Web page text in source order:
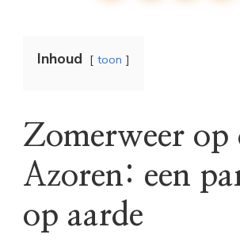
Inhoud toon
Zomerweer op
Azoren: een
op aarde